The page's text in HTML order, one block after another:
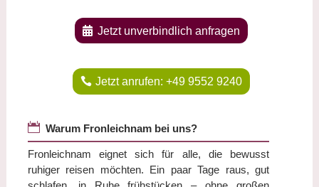
Jetzt unverbindlich anfragen
Jetzt anrufen: +49 9552 9240
 Warum Fronleichnam bei uns?
Fronleichnam eignet sich für alle, die bewusst
ruhiger reisen möchten. Ein paar Tage raus, gut